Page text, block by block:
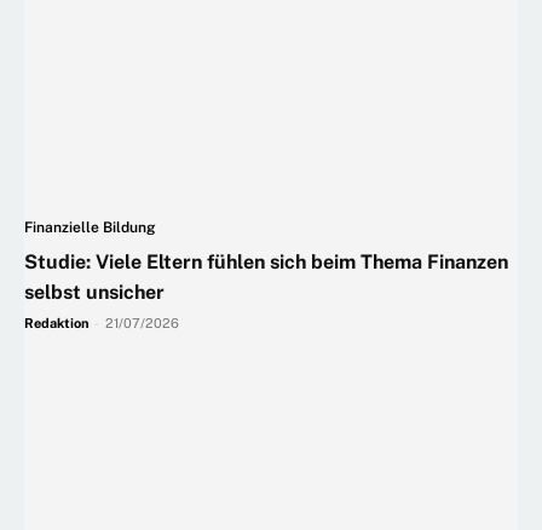
Finanzielle Bildung
Studie: Viele Eltern fühlen sich beim Thema Finanzen
selbst unsicher
Redaktion 21/07/2026